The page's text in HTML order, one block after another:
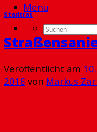
Menu
Stadtrat
Veröffentlicht am
2018 von Markus